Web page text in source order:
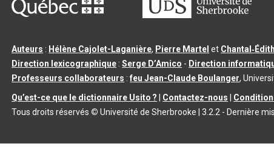
Auteurs : Hélène Cajolet-Laganière, Pierre Martel et
Direction lexicographique :Serge D’Amico - Direction
Professeurs collaborateurs :feu Jean-Claude Boulanger,
Qu’est-ce que le dictionnaire Usito ?
Contactez-nous
Tous droits réservés © Université de Sherbrooke |3.2.2 - Dernière